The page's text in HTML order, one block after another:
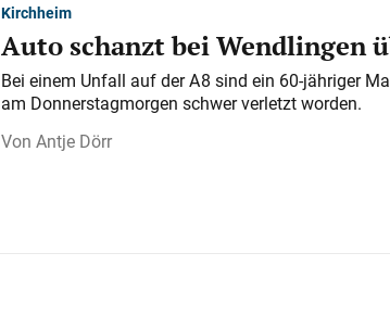
Kirchheim
Auto schanzt bei Wendlingen
Bei einem Unfall auf der A 8 sind ein 60-jähriger
am Donnerstagmorgen schwer verletzt worden.
Antje Dörr